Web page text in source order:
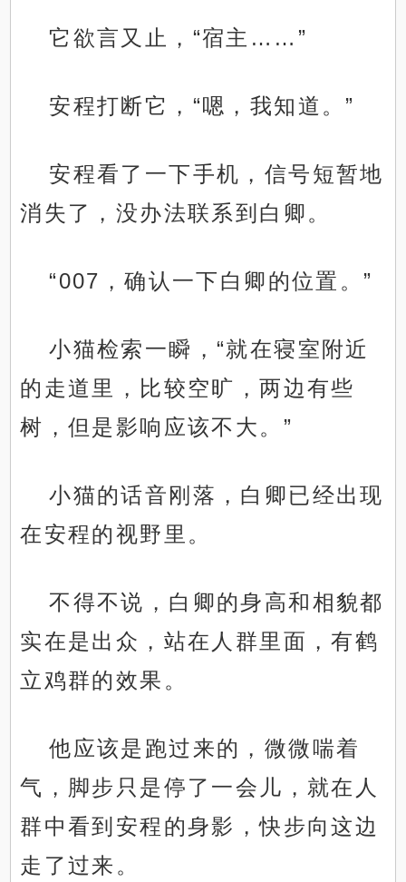
它欲言又止，“宿主……”
安程打断它，“嗯，我知道。”
安程看了一下手机，信号短暂地
消失了，没办法联系到白卿。
“007，确认一下白卿的位置。”
小猫检索一瞬，“就在寝室附近
的走道里，比较空旷，两边有些
树，但是影响应该不大。”
小猫的话音刚落，白卿已经出现
在安程的视野里。
不得不说，白卿的身高和相貌都
实在是出众，站在人群里面，有鹤
立鸡群的效果。
他应该是跑过来的，微微喘着
气，脚步只是停了一会儿，就在人
群中看到安程的身影，快步向这边
走了过来。